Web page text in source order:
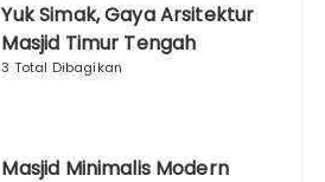
Yuk Simak, Gaya Arsitektur
Masjid Timur Tengah
3 Total Dibagikan
Masjid Minimalis Modern